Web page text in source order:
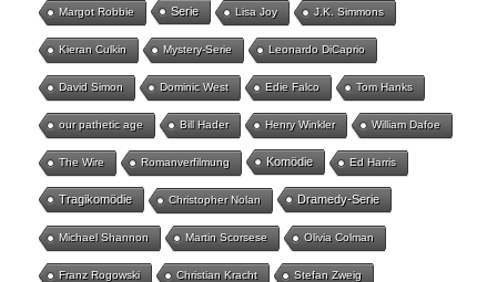
Margot Robbie Serie Lisa Joy J.K. Simmons
Kieran Culkin Mystery-Serie Leonardo DiCaprio
David Simon Dominic West Edie Falco Tom Hanks
our pathetic age Bill Hader Henry Winkler William Dafoe
The Wire Romanverfilmung Komödie Ed Harris
Tragikomödie Christopher Nolan Dramedy-Serie
Michael Shannon Martin Scorsese Olivia Colman
Franz Rogowski Christian Kracht Stefan Zweig